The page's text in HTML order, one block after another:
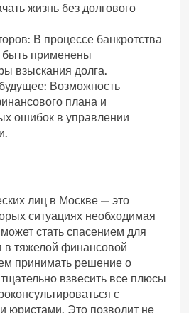
жизнь без долгового
В процессе банкротства
быть применены
взыскания долга.
Возможность
плана и
ошибок в управлении
лиц в Москве — это
ситуациях необходимая
стать спасением для
в тяжелой финансовой
принимать решение о
взвесить все плюсы
с
юристами. Это позволит не